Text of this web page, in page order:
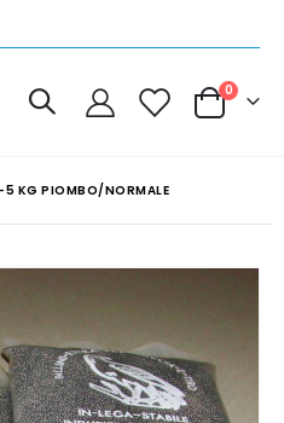
Cart
0
KG PIOMBO/NORMALE